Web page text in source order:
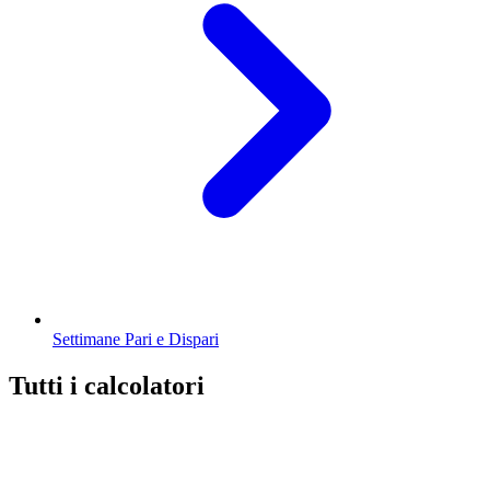
Settimane Pari e Dispari
Tutti i calcolatori